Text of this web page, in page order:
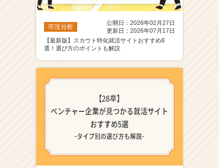
r
市況分析
公開日：2026年02月27日
更新日：2026年07月17日
【最新版】スカウト特化就活サイトおすすめ8
選！選び方のポイントも解説